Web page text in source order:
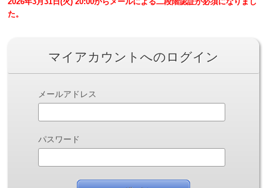
た。
マイアカウントへのログイン
メールアドレス
パスワード